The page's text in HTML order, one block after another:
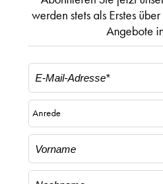
werden stets als Erstes
Angebote